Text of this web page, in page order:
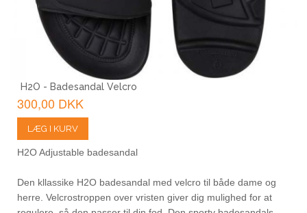
H2O - Badesandal Velcro
300,00 DKK
LÆG I KURV
H2O Adjustable badesandal
Den kllassike H2O badesandal med velcro til både dame og
herre. Velcrostroppen over vristen giver dig mulighed for at